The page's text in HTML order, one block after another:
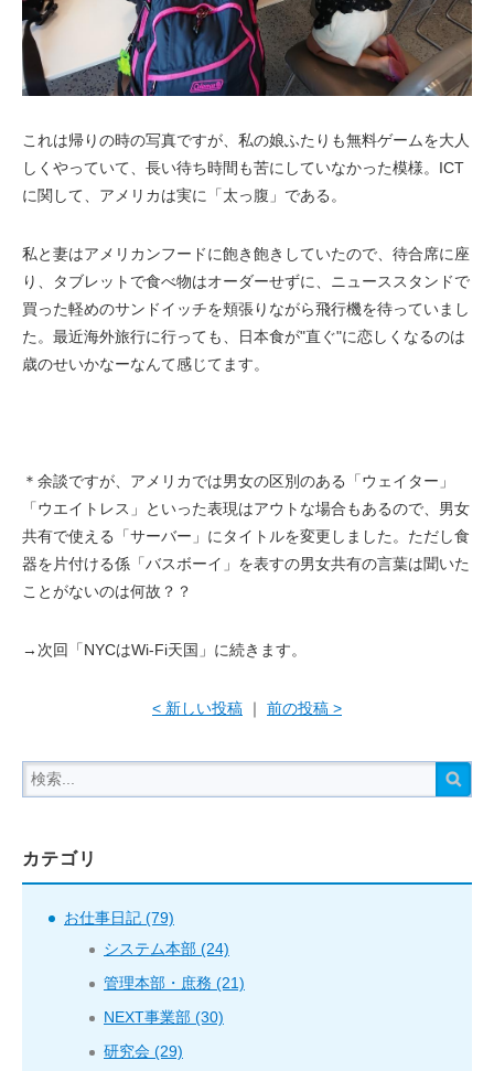
これは帰りの時の写真ですが、私の娘ふたりも無料ゲームを大人
しくやっていて、長い待ち時間も苦にしていなかった模様。ICT
に関して、アメリカは実に「太っ腹」である。
私と妻はアメリカンフードに飽き飽きしていたので、待合席に座
り、タブレットで食べ物はオーダーせずに、ニューススタンドで
買った軽めのサンドイッチを頬張りながら飛行機を待っていまし
た。最近海外旅行に行っても、日本食が"直ぐ"に恋しくなるのは
歳のせいかなーなんて感じてます。
＊余談ですが、アメリカでは男女の区別のある「ウェイター」
「ウエイトレス」といった表現はアウトな場合もあるので、男女
共有で使える「サーバー」にタイトルを変更しました。ただし食
器を片付ける係「バスボーイ」を表すの男女共有の言葉は聞いた
ことがないのは何故？？
→次回「NYCはWi-Fi天国」に続きます。
< 新しい投稿 ｜ 前の投稿 >
カテゴリ
お仕事日記 (79)
システム本部 (24)
管理本部・庶務 (21)
NEXT事業部 (30)
研究会 (29)